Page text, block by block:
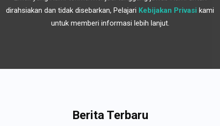
dirahsiakan dan tidak disebarkan, Pelajari Kebijakan Privasi kami
untuk memberi informasi lebih lanjut.
Berita Terbaru